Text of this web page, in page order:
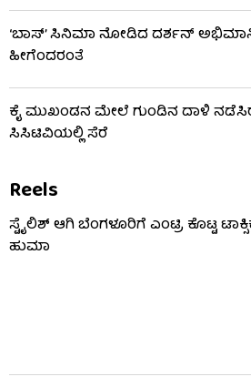
‘ಬಾಸ್’ ಸಿನಿಮಾ ನೋಡಿದ ದರ್ಶನ್
ಹೀಗೆಂದರಂತೆ
ಕೈ ಮುಖಂಡನ ಮೇಲೆ ಗುಂಡಿನ ದಾಳಿ
ಸಿಸಿಟಿವಿಯಲ್ಲಿ ಸೆರೆ
Reels
ಸ್ಟೈಲಿಶ್ ಆಗಿ ಬೆಂಗಳೂರಿಗೆ ಎಂಟ್ರಿ ಕೊಟ್ಟ
ಹುಮಾ